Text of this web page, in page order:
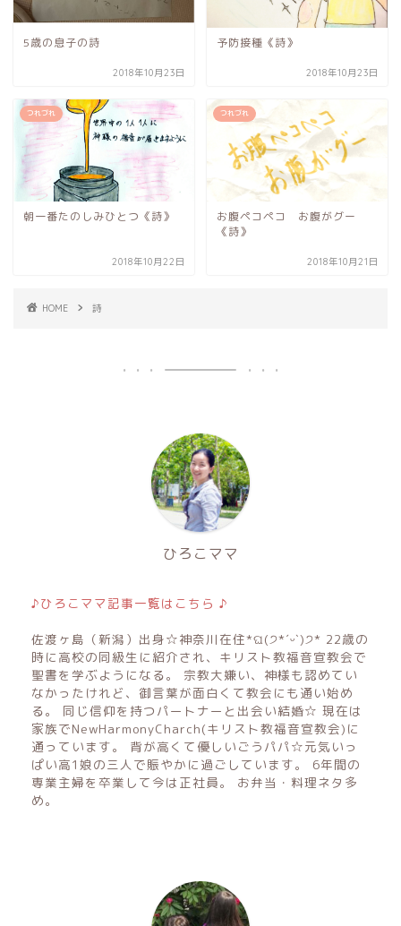
5歳の息子の詩
2018年10月23日
予防接種《詩》
2018年10月23日
つれづれ
朝一番たのしみひとつ《詩》
2018年10月22日
つれづれ
お腹ペコペコ お腹がグー
《詩》
2018年10月21日
HOME 詩
ひろこママ
♪ひろこママ記事一覧はこちら ♪
佐渡ヶ島（新潟）出身☆神奈川在住*ଘ(੭*ˊᵕˋ)੭* 22歳の
時に高校の同級生に紹介され、キリスト教福音宣教会で
聖書を学ぶようになる。 宗教大嫌い、神様も認めてい
なかったけれど、御言葉が面白くて教会にも通い始め
る。 同じ信仰を持つパートナーと出会い結婚☆ 現在は
家族でNewHarmonyCharch(キリスト教福音宣教会)に
通っています。 背が高くて優しいごうパパ☆元気いっ
ぱい高1娘の三人で賑やかに過ごしています。 6年間の
専業主婦を卒業して今は正社員。 お弁当・料理ネタ多
め。